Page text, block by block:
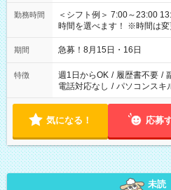
勤務時間
＜シフト例＞ 7:00～23:00 13:30～22:00 上
時間を選べます！ ※時間は
期間 急募！8月15日・16日
特徴 週1日からOK / 履歴書不要 /
電話対応なし / パソコンスキ
気になる！ 応募
未読